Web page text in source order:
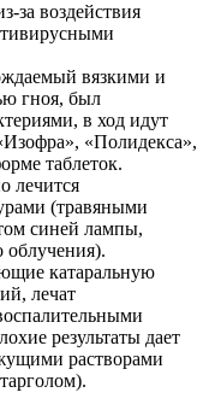
за воздействия
вязкими и
гноя, был
в ход идут
«Полидекса»,
таблеток.
лечится
(травяными
синей лампы,
облучения).
катаральную
лечат
результаты дает
растворами